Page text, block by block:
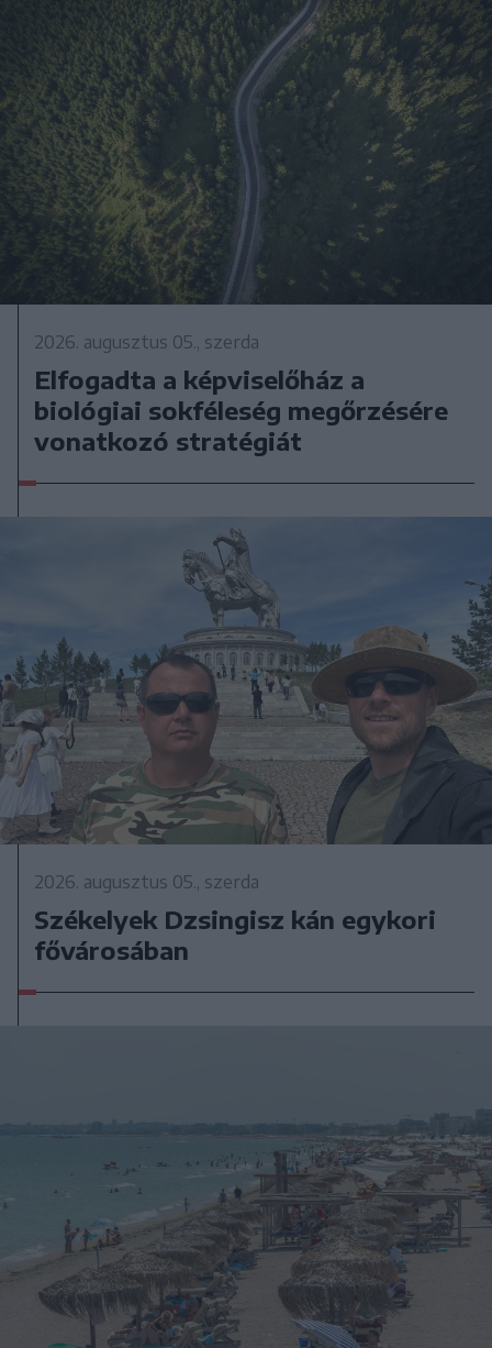
2026. augusztus 05., szerda
Elfogadta a képviselőház a
biológiai sokféleség megőrzésére
vonatkozó stratégiát
2026. augusztus 05., szerda
Székelyek Dzsingisz kán egykori
fővárosában